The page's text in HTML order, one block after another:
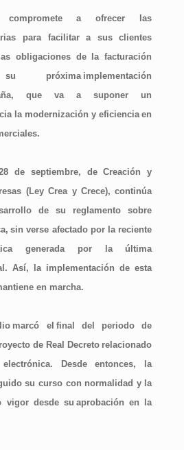
a ofrecer las
para facilitar a sus clientes
obligaciones de la facturación
próxima implementación
que va a suponer un
la modernización y eficiencia en
de septiembre, de Creación y
(Ley Crea y Crece), continúa
de su reglamento sobre
sin verse afectado por la reciente
generada por la última
Así, la implementación de esta
en marcha.
marcó el final del periodo de
de Real Decreto relacionado
Desde entonces, la
su curso con normalidad y la
vigor desde su aprobación en la